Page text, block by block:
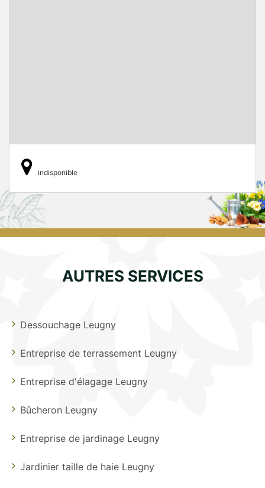
indisponible
AUTRES SERVICES
Dessouchage Leugny
Entreprise de terrassement Leugny
Entreprise d'élagage Leugny
Bûcheron Leugny
Entreprise de jardinage Leugny
Jardinier taille de haie Leugny